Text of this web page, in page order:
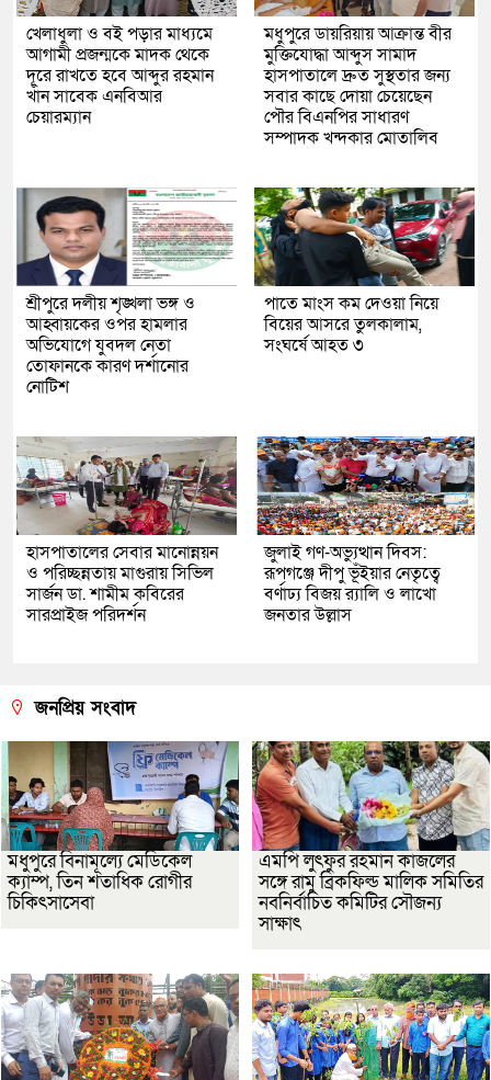
খেলাধুলা ও বই পড়ার মাধ্যমে
আগামী প্রজন্মকে মাদক থেকে
দূরে রাখতে হবে আব্দুর রহমান
খাঁন সাবেক এনবিআর
চেয়ারম্যান
মধুপুরে ডায়রিয়ায় আক্রান্ত বীর
মুক্তিযোদ্ধা আব্দুস সামাদ
হাসপাতালে দ্রুত সুস্থতার জন্য
সবার কাছে দোয়া চেয়েছেন
পৌর বিএনপির সাধারণ
সম্পাদক খন্দকার মোতালিব
শ্রীপুরে দলীয় শৃঙ্খলা ভঙ্গ ও
আহ্বায়কের ওপর হামলার
অভিযোগে যুবদল নেতা
তোফানকে কারণ দর্শানোর
নোটিশ
পাতে মাংস কম দেওয়া নিয়ে
বিয়ের আসরে তুলকালাম,
সংঘর্ষে আহত ৩
হাসপাতালের সেবার মানোন্নয়ন
ও পরিচ্ছন্নতায় মাগুরায় সিভিল
সার্জন ডা. শামীম কবিরের
সারপ্রাইজ পরিদর্শন
জুলাই গণ-অভ্যুত্থান দিবস:
রূপগঞ্জে দীপু ভূঁইয়ার নেতৃত্বে
বর্ণাঢ্য বিজয় র‌্যালি ও লাখো
জনতার উল্লাস
জনপ্রিয় সংবাদ
মধুপুরে বিনামূল্যে মেডিকেল
ক্যাম্প, তিন শতাধিক রোগীর
চিকিৎসাসেবা
এমপি লুৎফুর রহমান কাজলের
সঙ্গে রামু ব্রিকফিল্ড মালিক সমিতির
নবনির্বাচিত কমিটির সৌজন্য
সাক্ষাৎ